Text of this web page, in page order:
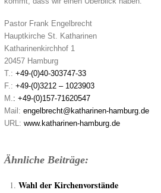
Pastor Frank Engelbrecht
Hauptkirche St. Katharinen
Katharinenkirchhof 1
20457 Hamburg
T.: +49-(0)40-303747-33
F.: +49-(0)3212 – 1023903
M.: +49-(0)157-71620547
Mail: engelbrecht@katharinen-hamburg.de
URL: www.katharinen-hamburg.de
Ähnliche Beiträge:
Wahl der Kirchenvorstände